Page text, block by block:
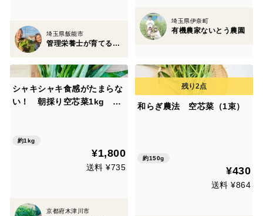
埼玉県飯能市
管理栄養士が育てる固定種/在来種のお野菜・自然栽培ナチュベジ＊ウィル
埼玉県伊奈町
有機農家ないとう農園
シャキシャキ食感がたまらな
い！ 朝採り空芯菜1kg 京
約1kg
¥1,800
送料 ¥735
京都府木津川市
和らぎ農法 空芯菜（1束）
約150g
¥430
送料 ¥864